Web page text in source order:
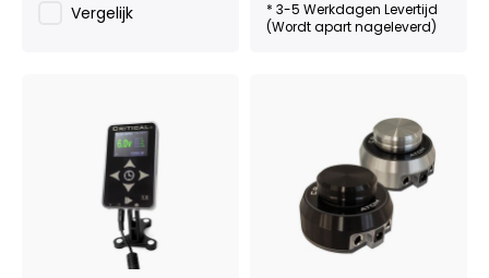
Vergelijk
* 3-5 Werkdagen Levertijd
(Wordt apart nageleverd)